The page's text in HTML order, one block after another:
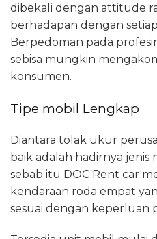
dibekali dengan attitude
berhadapan dengan
Berpedoman pada
sebisa mungkin
konsumen.
Tipe mobil Lengkap
Diantara tolak ukur
baik adalah hadirnya
sebab itu DOC Rent car
kendaraan roda empat
sesuai dengan keperluan